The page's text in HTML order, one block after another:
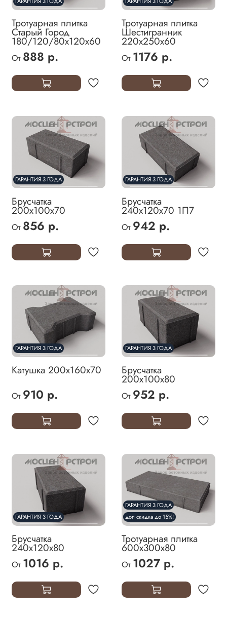
Тротуарная плитка
Старый Город
180/120/80х120х60
От 888 р.
Тротуарная плитка
Шестигранник
220х250х60
От 1176 р.
ГАРАНТИЯ 3 ГОДА
Брусчатка
200х100х70
От 856 р.
ГАРАНТИЯ 3 ГОДА
Брусчатка
240х120х70 1П7
От 942 р.
ГАРАНТИЯ 3 ГОДА
Катушка 200х160х70
От 910 р.
ГАРАНТИЯ 3 ГОДА
Брусчатка
200х100х80
От 952 р.
ГАРАНТИЯ 3 ГОДА
Брусчатка
240х120х80
От 1016 р.
ГАРАНТИЯ 3 ГОДА
доп скидка до 15%!
Тротуарная плитка
600х300х80
От 1027 р.